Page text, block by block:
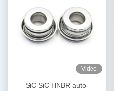
Video
SiC SiC HNBR auto-